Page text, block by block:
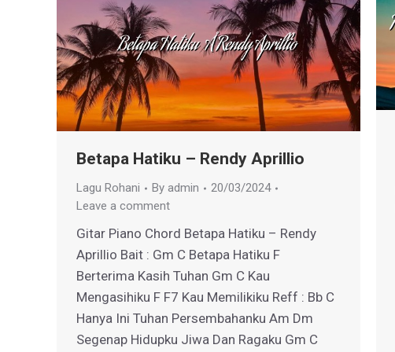
Betapa Hatiku – Rendy Aprillio
Lagu Rohani By admin
20/03/2024
Leave a comment
Gitar Piano Chord Betapa Hatiku – Rendy
Aprillio Bait : Gm C Betapa Hatiku F
Berterima Kasih Tuhan Gm C Kau
Mengasihiku F F7 Kau Memilikiku Reff : Bb C
Hanya Ini Tuhan Persembahanku Am Dm
Segenap Hidupku Jiwa Dan Ragaku Gm C